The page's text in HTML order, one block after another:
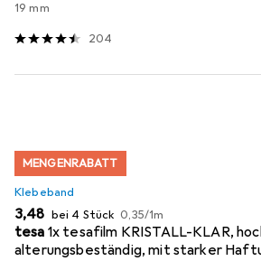
19 mm
204
MENGENRABATT
Klebeband
EUR
3,48 bei 4 Stück EUR
0,35/1m
tesa 1x tesafilm KRISTALL-KLAR,
alterungsbeständig, mit starker